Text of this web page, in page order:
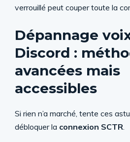
verrouillé peut couper toute la
Dépannage
Discord :
avancées mais
accessibles
Si rien n’a marché, tente ces
débloquer la connexion SCTR.